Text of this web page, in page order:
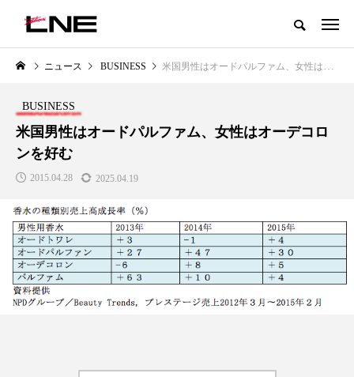
グローバルビューティ＆ヘルスケアビジネス誌
LIFESTYLE
SNSの「加工顔」と美容医療｜AI
がもたらす可能性とこれから
2026.07.13
BUSINESS
GWI調査から読み解く2030年の
の次世代モデル
ニュース BUSINESS 米国男性はオードパルファム、女性はオーデコロンを好む
BUSINESS
米国男性はオードパルファム、女性はオーデコロ
ンを好む
2015.04.28 2025.04.19